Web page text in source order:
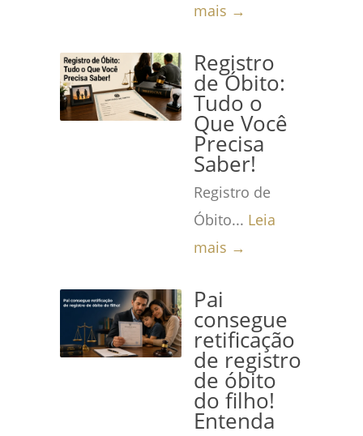
mais →
Registro
de Óbito:
Tudo o
Que Você
Precisa
Saber!
Registro de
Óbito... Leia
mais →
Pai
consegue
retificação
de registro
de óbito
do filho!
Entenda